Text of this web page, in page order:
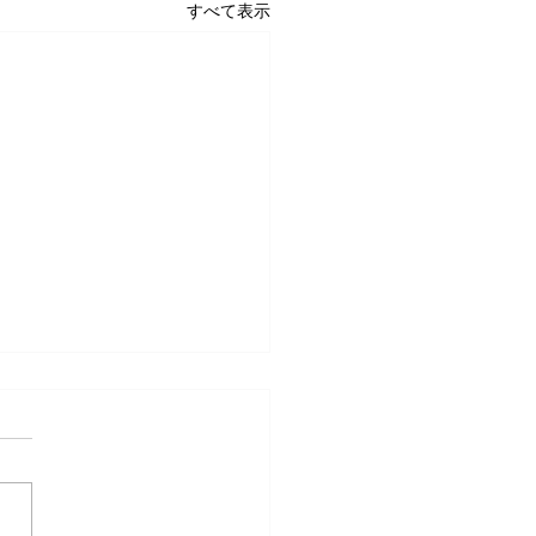
すべて表示
念日